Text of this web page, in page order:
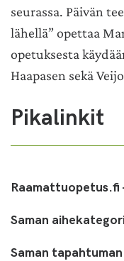
seurassa. Päivän
lähellä” opettaa
opetuksesta
Haapasen sekä
Pikalinkit
Raamattuopetus.fi
Saman
Saman